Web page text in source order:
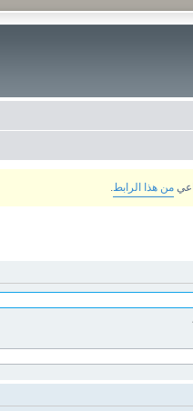
من هذا الرابط